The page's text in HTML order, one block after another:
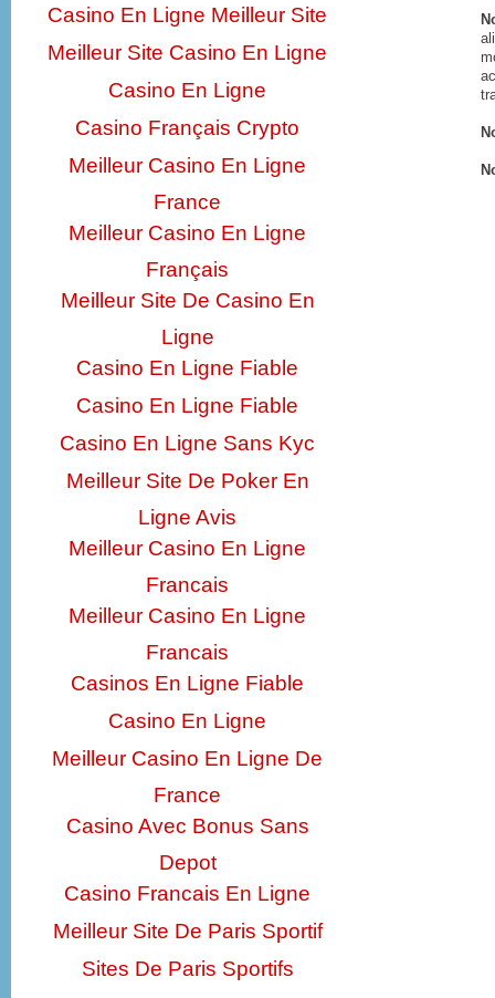
Casino En Ligne Meilleur Site
Meilleur Site Casino En Ligne
Casino En Ligne
Casino Français Crypto
Meilleur Casino En Ligne
France
Meilleur Casino En Ligne
Français
Meilleur Site De Casino En
Ligne
Casino En Ligne Fiable
Casino En Ligne Fiable
Casino En Ligne Sans Kyc
Meilleur Site De Poker En
Ligne Avis
Meilleur Casino En Ligne
Francais
Meilleur Casino En Ligne
Francais
Casinos En Ligne Fiable
Casino En Ligne
Meilleur Casino En Ligne De
France
Casino Avec Bonus Sans
Depot
Casino Francais En Ligne
Meilleur Site De Paris Sportif
Sites De Paris Sportifs